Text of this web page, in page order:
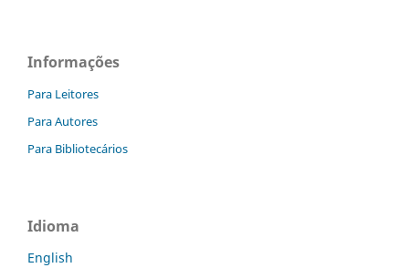
Informações
Para Leitores
Para Autores
Para Bibliotecários
Idioma
English